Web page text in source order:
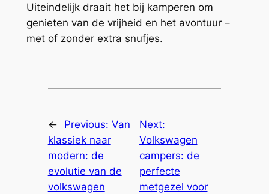
Uiteindelijk draait het bij kamperen om
genieten van de vrijheid en het avontuur –
met of zonder extra snufjes.
← Previous: Van
klassiek naar
modern: de
evolutie van de
volkswagen
Next:
Volkswagen
campers: de
perfecte
metgezel voor